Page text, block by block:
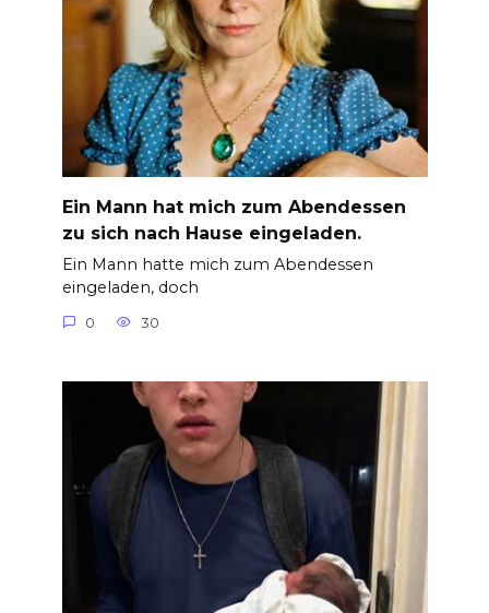
Ein Mann hat mich zum Abendessen
zu sich nach Hause eingeladen.
Ein Mann hatte mich zum Abendessen
eingeladen, doch
0 30